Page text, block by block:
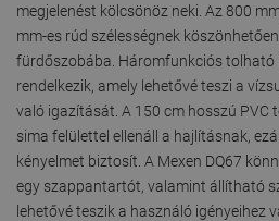
megjelenést kölcsönöz neki. Az 800
mm-es rúd szélességnek
fürdőszobába. Háromfunkciós tolható
rendelkezik, amely lehetővé teszi a
való igazítását. A 150 cm hosszú PVC
sima felülettel ellenáll a hajlításnak,
kényelmet biztosít. A Mexen DQ67
egy szappantartót, valamint állítható
lehetővé teszik a használó igényeihez